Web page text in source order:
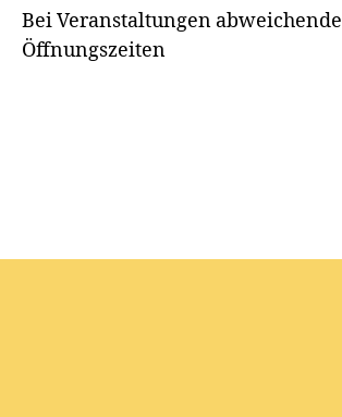
Bei Veranstaltungen abweichende
Öffnungszeiten